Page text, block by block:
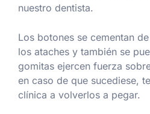
nuestro dentista.
Los botones se cementan
los ataches y también se
gomitas ejercen fuerza
en caso de que sucediese,
clínica a volverlos a pegar.